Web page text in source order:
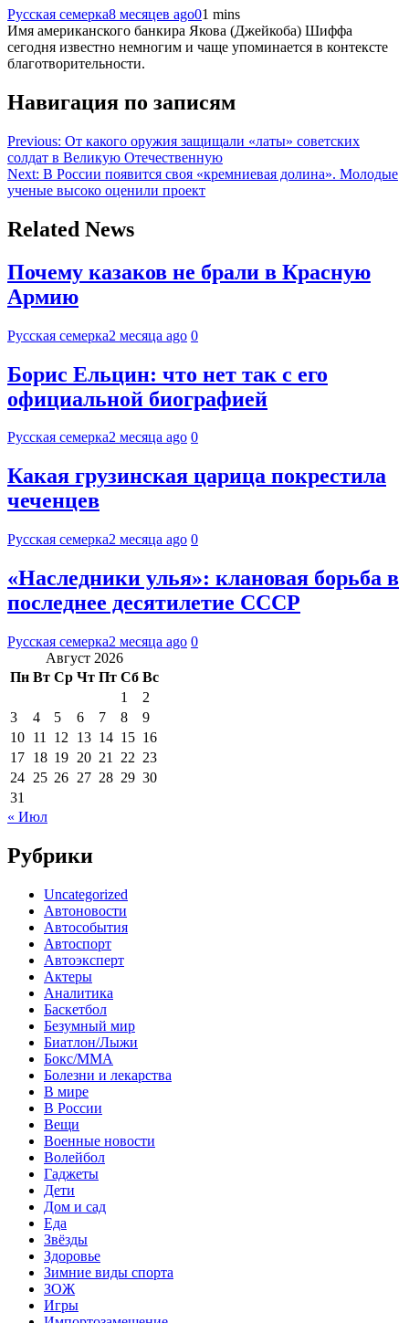
Русская семерка8 месяцев ago01 mins
Имя американского банкира Якова (Джейкоба) Шиффа
сегодня известно немногим и чаще упоминается в контексте
благотворительности.
Навигация по записям
Previous: От какого оружия защищали «латы» советских
солдат в Великую Отечественную
Next: В России появится своя «кремниевая долина». Молодые
ученые высоко оценили проект
Related News
Почему казаков не брали в Красную
Армию
Русская семерка2 месяца ago 0
Борис Ельцин: что нет так с его
официальной биографией
Русская семерка2 месяца ago 0
Какая грузинская царица покрестила
чеченцев
Русская семерка2 месяца ago 0
«Наследники улья»: клановая борьба в
последнее десятилетие СССР
Русская семерка2 месяца ago 0
Август 2026
Пн Вт Ср Чт Пт Сб Вс
1
2
3
4 5 6 7 8
9
10 11 12 13 14 15 16
17 18 19 20 21 22 23
24 25 26 27 28 29 30
31
« Июл
Рубрики
Uncategorized
Автоновости
Автособытия
Автоспорт
Автоэксперт
Актеры
Аналитика
Баскетбол
Безумный мир
Биатлон/Лыжи
Бокс/MMA
Болезни и лекарства
В мире
В России
Вещи
Военные новости
Волейбол
Гаджеты
Дети
Дом и сад
Еда
Звёзды
Здоровье
Зимние виды спорта
ЗОЖ
Игры